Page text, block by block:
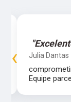
Julia Dantas
Equipe
‹